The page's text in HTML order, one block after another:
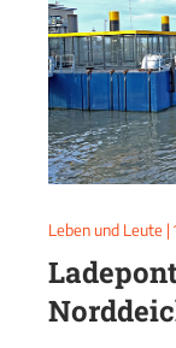
Leben und Leute |